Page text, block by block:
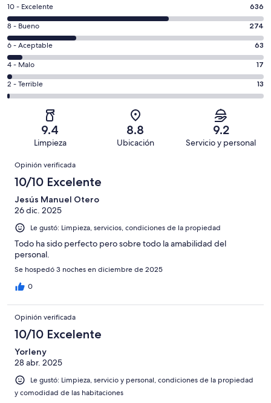
Puntuación
de
10,
es
decir,
Excelente.
Basada
en
opiniones
10 - Excelente 636
Puntuación
de
8,
es
decir,
Bueno.
Basada
opiniones
8 - Bueno 274
Puntuación
de
6,
es
decir,
Aceptable.
de
1003
opiniones
6 - Aceptable 63
Puntuación
de
4,
Basada
de
opiniones
4 - Malo 17
Puntuación
de
Terrible.
Basada
de
1003
opiniones
2 - Terrible 13
9.4
Limpieza
8.8
Ubicación
9.2
Servicio y personal
Opiniones
Opinión verificada
10/10 Excelente
Jesús Manuel Otero
26 dic. 2025
Le gustó: Limpieza, servicios, condiciones de la propiedad
Todo ha sido perfecto pero sobre todo la amabilidad del
personal.
Se hospedó 3 noches en diciembre de 2025
0
Opinión verificada
10/10 Excelente
Yorleny
28 abr. 2025
Le gustó: Limpieza, servicio y personal, condiciones de la propiedad
y comodidad de las habitaciones